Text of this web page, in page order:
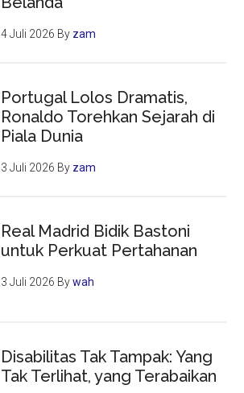
4 Juli 2026 By zam
Portugal Lolos Dramatis,
Ronaldo Torehkan Sejarah di
Piala Dunia
3 Juli 2026 By zam
Real Madrid Bidik Bastoni
untuk Perkuat Pertahanan
3 Juli 2026 Bywah
Disabilitas Tak Tampak: Yang
Tak Terlihat, yang Terabaikan